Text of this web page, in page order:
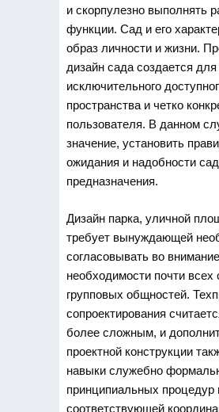
и скорпулезно выполнять
функции. Сад и его
образ личности и жизни.
дизайн сада создается для
исключительного
пространства и четко
пользователя. В данном
значение, установить
ожидания и надобности
предназначения.
Дизайн парка, уличной
требует вынуждающей
согласовывать во внимание
необходимости почти всех
групповых общностей.
сопроектирования
более сложным, и
проектной конструкции
навыки служебно
принципиальных процедур
соответствующей